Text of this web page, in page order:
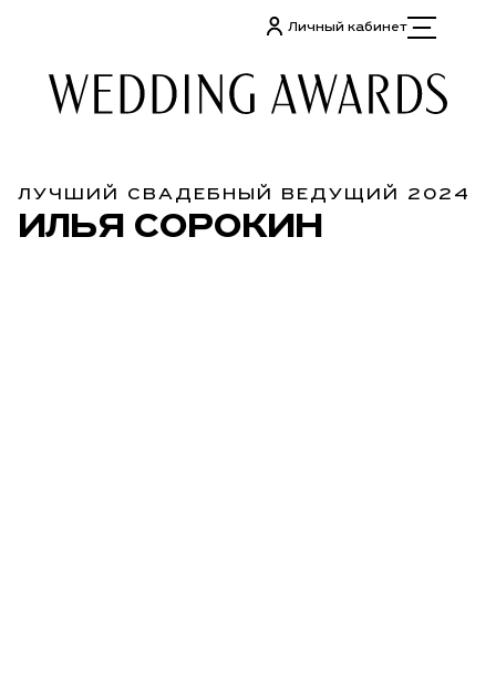
Личный кабинет
ЛУЧШИЙ СВАДЕБНЫЙ ВЕДУЩИЙ 2024
ИЛЬЯ СОРОКИН